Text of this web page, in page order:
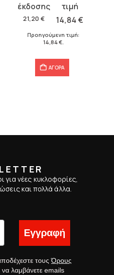
21,20 €
price
was:
21,20 €.
14,84€
τρέχουσα
τιμή
είναι:
14,84 €.
Προηγούμενη τιμή:
14,84 €.
ΑΓΟΡΑ
για νέες κυκλοφορίες,
και πολλά άλλα.
Εγγραφή
τουςΌρους
να λαμβάνετε emails